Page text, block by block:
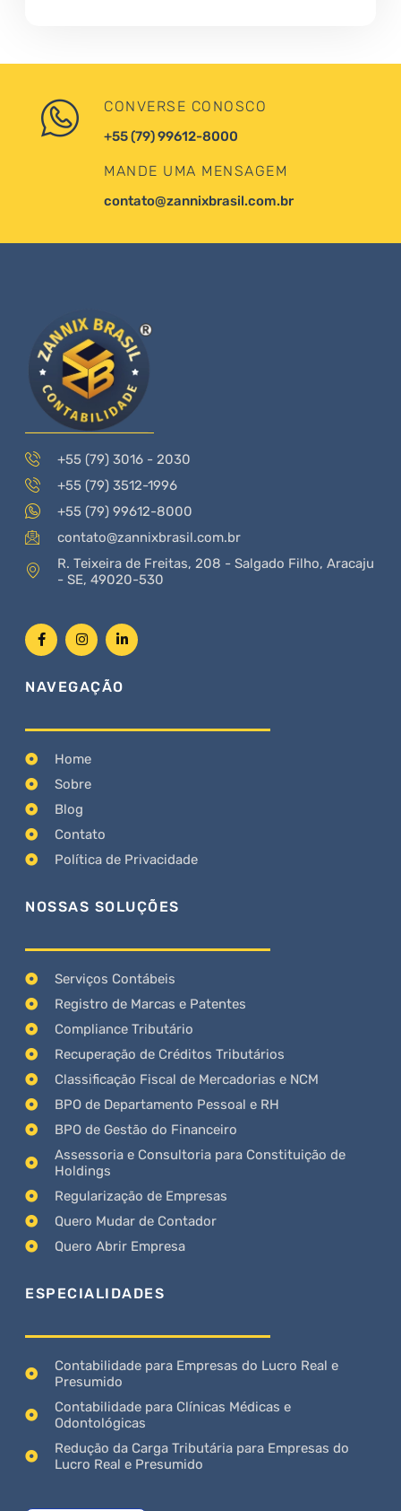
CONVERSE CONOSCO
+55 (79) 99612-8000
MANDE UMA MENSAGEM
contato@zannixbrasil.com.br
+55 (79) 3016 - 2030
+55 (79) 3512-1996
+55 (79) 99612-8000
contato@zannixbrasil.com.br
R. Teixeira de Freitas, 208 - Salgado Filho, Aracaju
- SE, 49020-530
NAVEGAÇÃO
Home
Sobre
Blog
Contato
Política de Privacidade
NOSSAS SOLUÇÕES
Serviços Contábeis
Registro de Marcas e Patentes
Compliance Tributário
Recuperação de Créditos Tributários
Classificação Fiscal de Mercadorias e NCM
BPO de Departamento Pessoal e RH
BPO de Gestão do Financeiro
Assessoria e Consultoria para Constituição de
Holdings
Regularização de Empresas
Quero Mudar de Contador
Quero Abrir Empresa
ESPECIALIDADES
Contabilidade para Empresas do Lucro Real e
Presumido
Contabilidade para Clínicas Médicas e
Odontológicas
Redução da Carga Tributária para Empresas do
Lucro Real e Presumido